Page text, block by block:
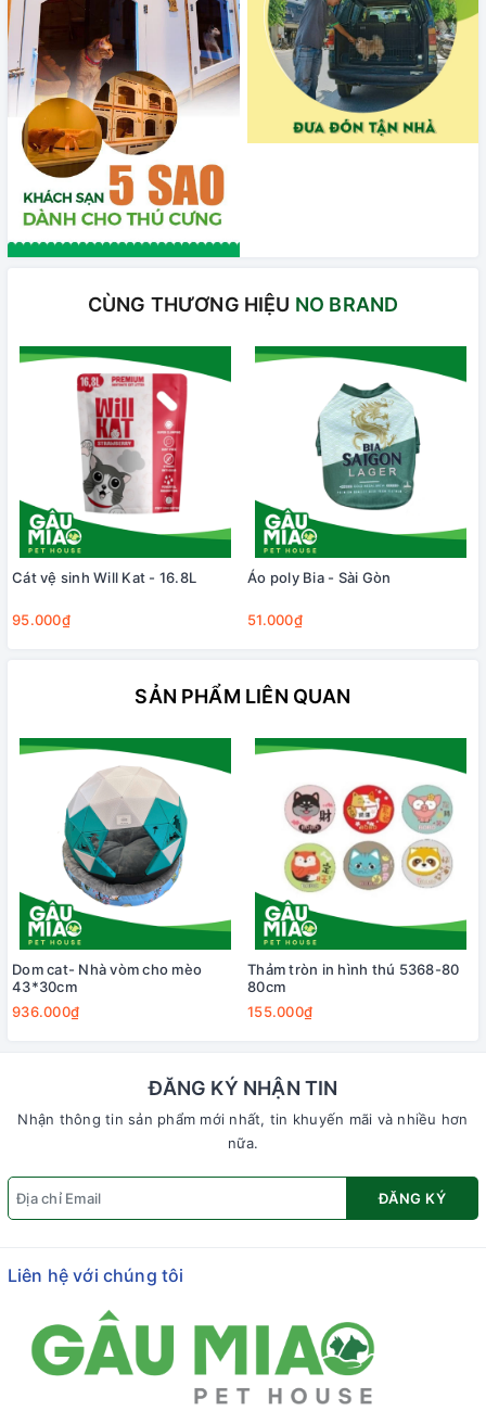
CÙNG THƯƠNG HIỆU NO BRAND
Cát vệ sinh Will Kat - 16.8L
95.000₫
Áo poly Bia - Sài Gòn
51.000₫
SẢN PHẨM LIÊN QUAN
Dom cat- Nhà vòm cho mèo
43*30cm
936.000₫
Thảm tròn in hình thú 5368-80
80cm
155.000₫
ĐĂNG KÝ NHẬN TIN
Nhận thông tin sản phẩm mới nhất, tin khuyến mãi và nhiều hơn
nữa.
ĐĂNG KÝ
Liên hệ với chúng tôi